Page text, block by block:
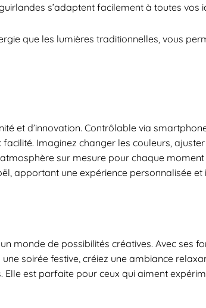
s’adaptent facilement à toutes vos
que les lumières traditionnelles, vous
et d’innovation. Contrôlable via
Imaginez changer les couleurs,
sur mesure pour chaque moment
apportant une expérience personnalisée et
monde de possibilités créatives. Avec ses
soirée festive, créiez une ambiance
est parfaite pour ceux qui aiment